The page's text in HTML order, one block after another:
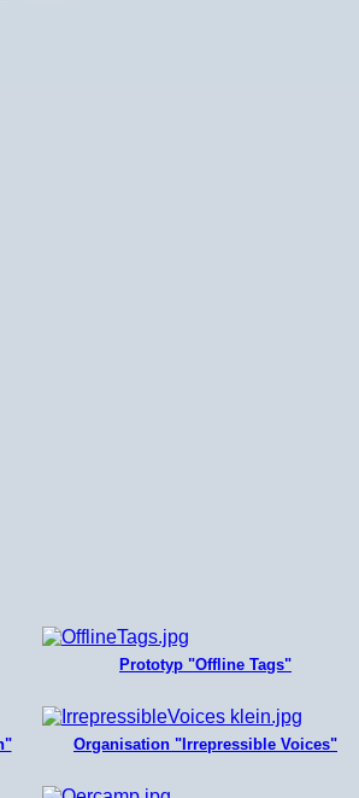
Prototyp "Offline Tags"
Organisation "Irrepressible Voices"